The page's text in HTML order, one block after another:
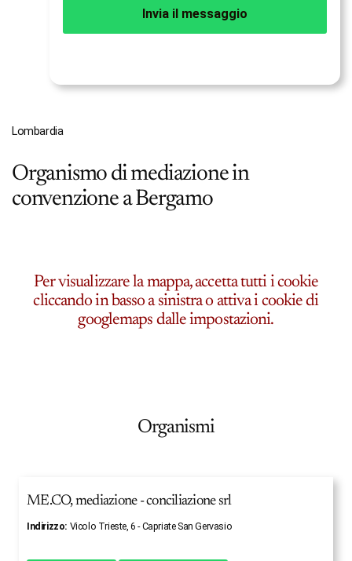
Lombardia
Organismo di mediazione in
convenzione a Bergamo
Per visualizzare la mappa, accetta tutti i cookie
cliccando in basso a sinistra o attiva i cookie di
googlemaps dalle impostazioni.
Invia il messaggio
Organismi
ME.CO, mediazione - conciliazione srl
Indirizzo: Vicolo Trieste, 6 - Capriate San Gervasio